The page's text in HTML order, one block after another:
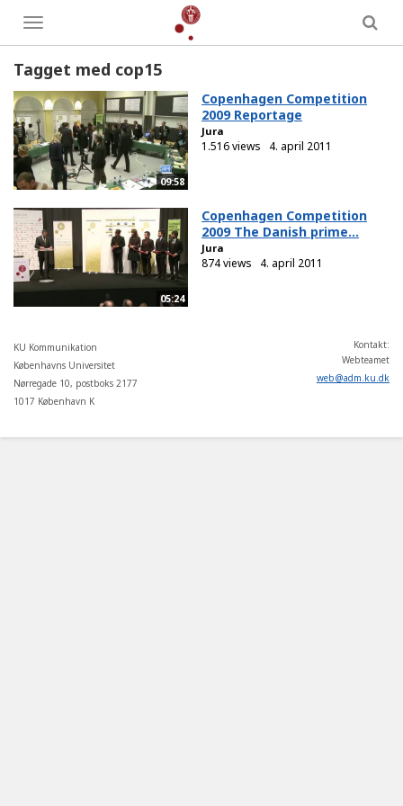
Toggle
menu
Tagget med cop15
09:58
Copenhagen Competition
2009 Reportage
Jura
1.516 views 4. april 2011
05:24
Copenhagen Competition
2009 The Danish prime...
Jura
874 views 4. april 2011
KU Kommunikation
Københavns Universitet
Nørregade 10, postboks 2177
1017 København K
Kontakt:
Webteamet
web@adm.ku.dk